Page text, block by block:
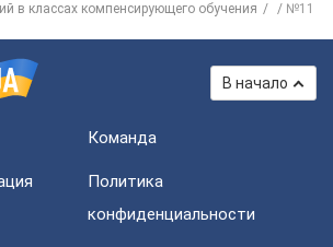
в классах компенсирующего обучения
№11
В начало
Команда
Политика
конфиденциальности